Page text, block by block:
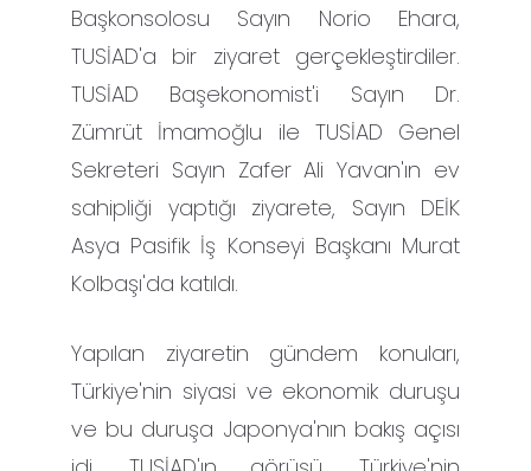
Başkonsolosu Sayın Norio Ehara,
TUSİAD'a bir ziyaret gerçekleştirdiler.
TUSİAD Başekonomist'i Sayın Dr.
Zümrüt İmamoğlu ile TUSİAD Genel
Sekreteri Sayın Zafer Ali Yavan'ın ev
sahipliği yaptığı ziyarete, Sayın DEİK
Asya Pasifik İş Konseyi Başkanı Murat
Kolbaşı'da katıldı.
Yapılan ziyaretin gündem konuları,
Türkiye'nin siyasi ve ekonomik duruşu
ve bu duruşa Japonya'nın bakış açısı